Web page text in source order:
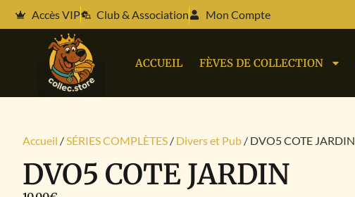
Accès VIP Club & Association Mon Compte
ACCUEIL FÈVES DE COLLECTION
Accueil /SÉRIES COMPLÈTES / Divers et Pub / DVO5 COTE JARDIN
DVO5 COTE JARDIN